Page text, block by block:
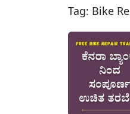
Tag: Bike